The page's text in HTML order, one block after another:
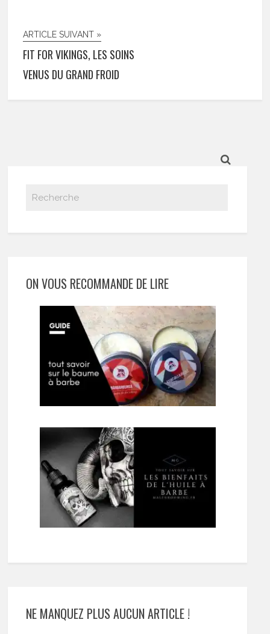
ARTICLE SUIVANT »
FIT FOR VIKINGS, LES SOINS
VENUS DU GRAND FROID
ON VOUS RECOMMANDE DE LIRE
NE MANQUEZ PLUS AUCUN ARTICLE !